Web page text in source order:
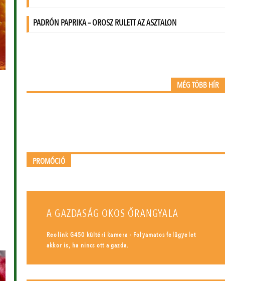
MÉG TÖBB HÍR
PROMÓCIÓ
A GAZDASÁG OKOS ŐRANGYALA
Reolink G450 kültéri kamera - Folyamatos felügyelet
akkor is, ha nincs ott a gazda.